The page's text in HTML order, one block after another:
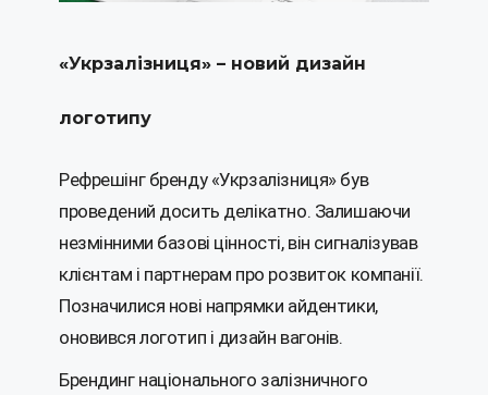
«Укрзалізниця» – новий дизайн
логотипу
Рефрешінг бренду «Укрзалізниця» був
проведений досить делікатно. Залишаючи
незмінними базові цінності, він сигналізував
клієнтам і партнерам про розвиток компанії.
Позначилися нові напрямки айдентики,
оновився логотип і дизайн вагонів.
Брендинг національного залізничного